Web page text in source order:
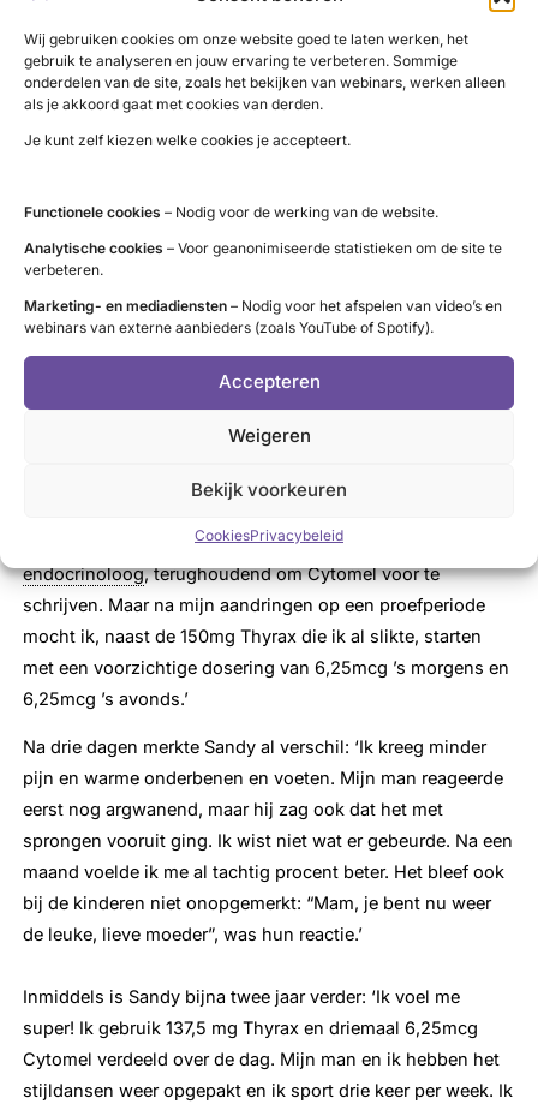
Wij gebruiken cookies om onze website goed te laten werken, het
gebruik te analyseren en jouw ervaring te verbeteren. Sommige
onderdelen van de site, zoals het bekijken van webinars, werken alleen
als je akkoord gaat met cookies van derden.
Je kunt zelf kiezen welke cookies je accepteert.
Functionele cookies – Nodig voor de werking van de website.
Analytische cookies – Voor geanonimiseerde statistieken om de site te
verbeteren.
Marketing- en mediadiensten – Nodig voor het afspelen van video’s en
webinars van externe aanbieders (zoals YouTube of Spotify).
Accepteren
Weigeren
Bekijk voorkeuren
CookiesPrivacybeleid
mij op de bank. Dezelfde avond lag ik op de afdeling
neurologie van het ziekenhuis. Hier kreeg ik een MRI-scan
van mijn nek, omdat de artsen dachten aan multiple
sclerose. Gelukkig was dat het niet, maar wat het wel was
werd niet duidelijk. Vrij snel kwam het gevoel in mijn
Proefbehandeling
vriendin het tijdschrift Vriendin kreeg met daarin een artikel
over iemand bij wie het lichaamT4niet goed kon omzetten
: ‘Ik herkende hierin zoveel van mijzelf, dat ik direct
. Gelukkig stond zij ervoor open en nam het
mee in het bloedonderzoek. Hieruit bleek dat de
2.7). In eerste instantie was deinternist
endocrinoloog, terughoudend om Cytomel voor te
schrijven. Maar na mijn aandringen op een proefperiode
mocht ik, naast de 150mg Thyrax die ik al slikte, starten
met een voorzichtige dosering van 6,25mcg ’s morgens en
6,25mcg ’s avonds.’
Na drie dagen merkte Sandy al verschil: ‘Ik kreeg minder
pijn en warme onderbenen en voeten. Mijn man reageerde
eerst nog argwanend, maar hij zag ook dat het met
sprongen vooruit ging. Ik wist niet wat er gebeurde. Na een
maand voelde ik me al tachtig procent beter. Het bleef ook
bij de kinderen niet onopgemerkt: “Mam, je bent nu weer
de leuke, lieve moeder”, was hun reactie.’
Inmiddels is Sandy bijna twee jaar verder: ‘Ik voel me
super! Ik gebruik 137,5 mg Thyrax en driemaal 6,25mcg
Cytomel verdeeld over de dag. Mijn man en ik hebben het
stijldansen weer opgepakt en ik sport drie keer per week. Ik